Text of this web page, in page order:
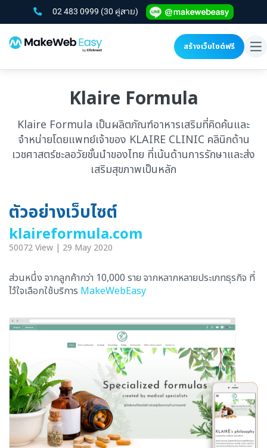
02 483 0999 (30 คู่สาย)
สร้างเว็บไซต์ฟรี
Klaire Formula
Klaire Formula เป็นผลิตภัณฑ์อาหารเสริมที่คิดค้นและ
จำหน่ายโดยแพทย์เจ้าของ KLAIRE CLINIC คลินิกด้าน
เวชศาสตร์ชะลอวัยชั้นนำของไทย ที่เน้นด้านการรักษาและส่ง
เสริมสุขภาพเป็นหลัก
ตัวอย่างเว็บไซต์
klaireformula.com
50072 View | 29 May 2020
ส่วนหนึ่ง จากลูกค้ากว่า 10,000 ราย จากหลากหลายประเภทธุรกิจ ที่
ไว้ใจเลือกใช้บริการ MakeWebEasy